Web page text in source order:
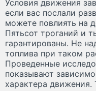
Условия движения
если вас послали
можете повлиять на
Пятьсот троганий и
гарантированы. Не
топлива при таком
Проведенные
показывают
характера движения.